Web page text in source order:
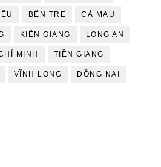
BẾN TRE CÀ MAU
KIÊN GIANG LONG AN
MINH TIỀN GIANG
VĨNH LONG ĐỒNG NAI